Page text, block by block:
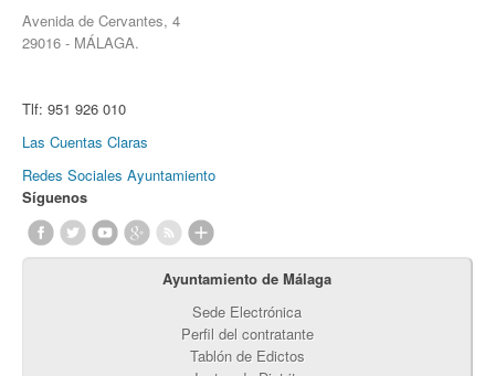
Avenida de Cervantes, 4
29016 - MÁLAGA.
Tlf: 951 926 010
Las Cuentas Claras
Redes Sociales Ayuntamiento
Síguenos
Ayuntamiento de Málaga
Sede Electrónica
Perfil del contratante
Tablón de Edictos